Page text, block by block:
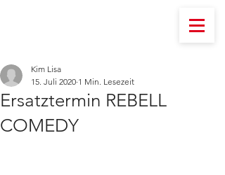
Ersatztermin REBELL
COMEDY
Kim Lisa
15. Juli 2020 1 Min. Lesezeit